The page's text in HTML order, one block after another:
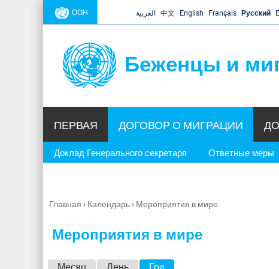
ООН العربية 中文 English Français Русский
Беженцы и
ПЕРВАЯ ДОГОВОР О МИГРАЦИИ
Доклад Генерального секретаря Ответные меры
Вы
Главная › Календарь› Мероприятия в мире
Мероприятия в мире